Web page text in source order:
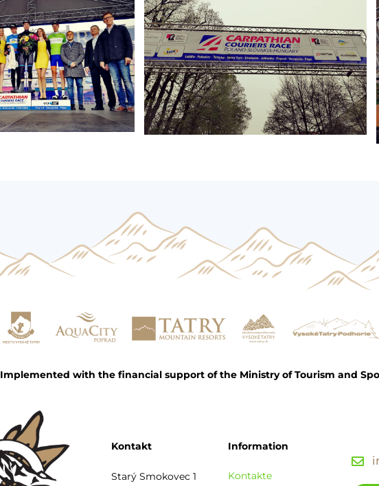
Implemented with the financial support of the Ministry of Tourism and
Kontakt
Starý Smokovec 1
Information
Kontakte